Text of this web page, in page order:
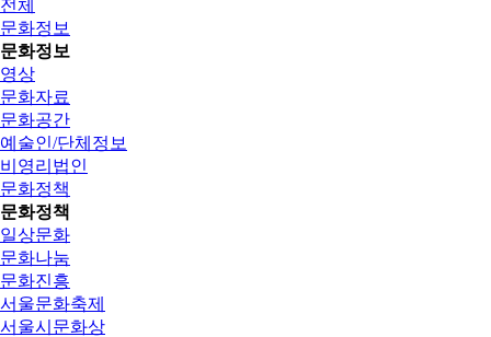
전체
문화정보
문화정보
영상
문화자료
문화공간
예술인/단체정보
비영리법인
문화정책
문화정책
일상문화
문화나눔
문화진흥
서울문화축제
서울시문화상